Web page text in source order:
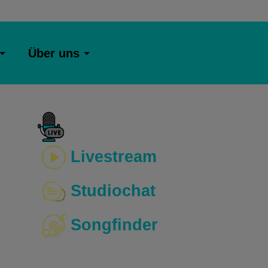
Über uns
Livestream
Studiochat
Songfinder